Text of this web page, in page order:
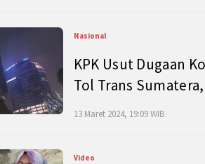
Nasional
KPK Usut Dugaan
Tol Trans
13 Maret 2024, 19:09 WIB
Video